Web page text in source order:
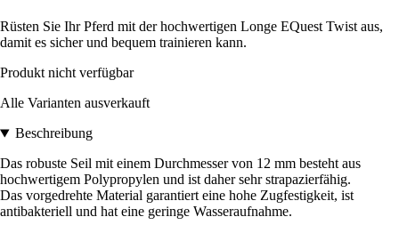
Rüsten Sie Ihr Pferd mit der hochwertigen Longe EQuest Twist aus,
damit es sicher und bequem trainieren kann.
Produkt nicht verfügbar
Alle Varianten ausverkauft
Beschreibung
Das robuste Seil mit einem Durchmesser von 12 mm besteht aus
hochwertigem Polypropylen und ist daher sehr strapazierfähig.
Das vorgedrehte Material garantiert eine hohe Zugfestigkeit, ist
antibakteriell und hat eine geringe Wasseraufnahme.